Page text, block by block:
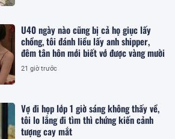
U40 ngày nào cũng bị cả họ giục lấy
chồng, tôi đánh liều lấy anh shipper,
đêm tân hôn mới biết vớ được vàng mười
21 giờ trước
Vợ đi họp lớp 1 giờ sáng không thấy về,
tôi lo lắng đi tìm thì chứng kiến cảnh
tượng cay mắt